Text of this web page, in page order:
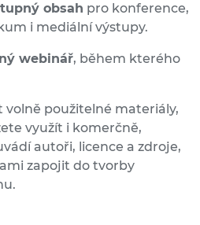
obsah pro konference,
i mediální výstupy.
webinář, během kterého
volně použitelné materiály,
využít i komerčně,
autoři, licence a zdroje,
zapojit do tvorby